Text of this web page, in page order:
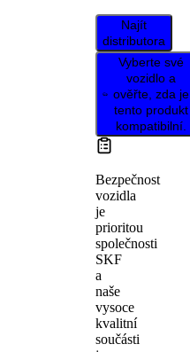
Najít
distributora
Vyberte své
vozidlo a
ověřte, zda je
tento produkt
kompatibilní.
Bezpečnost
vozidla
je
prioritou
společnosti
SKF
a
naše
vysoce
kvalitní
součásti